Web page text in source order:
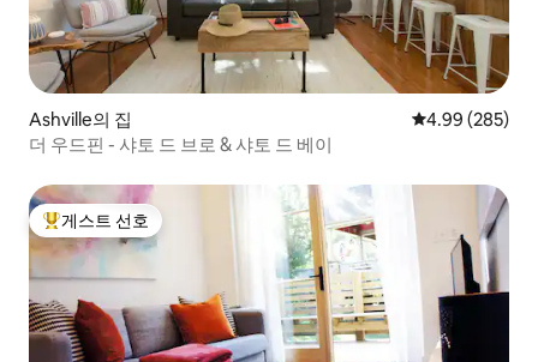
Ashville의 집 평점 4.99점(5
4.99 (285)
더 우드핀 - 샤토 드 브로 & 샤토 드 베이
상위 게스트 선호
게스트 선호